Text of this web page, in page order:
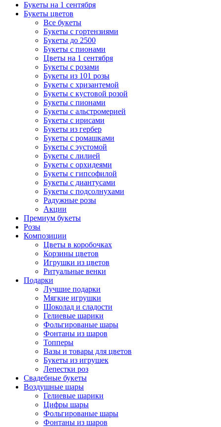
Букеты на 1 сентября
Букеты цветов
Все букеты
Букеты с гортензиями
Букеты до 2500
Букеты с пионами
Цветы на 1 сентября
Букеты с розами
Букеты из 101 розы
Букеты с хризантемой
Букеты с кустовой розой
Букеты с пионами
Букеты с альстромерией
Букеты с ирисами
Букеты из гербер
Букеты с ромашками
Букеты с эустомой
Букеты с лилией
Букеты с орхидеями
Букеты с гипсофилой
Букеты с диантусами
Букеты с подсолнухами
Радужные розы
Акции
Премиум букеты
Розы
Композиции
Цветы в коробочках
Корзины цветов
Игрушки из цветов
Ритуальные венки
Подарки
Лучшие подарки
Мягкие игрушки
Шоколад и сладости
Гелиевые шарики
Фольгированые шары
Фонтаны из шаров
Топперы
Вазы и товары для цветов
Букеты из игрушек
Лепестки роз
Свадебные букеты
Воздушные шары
Гелиевые шарики
Цифры шары
Фольгированые шары
Фонтаны из шаров